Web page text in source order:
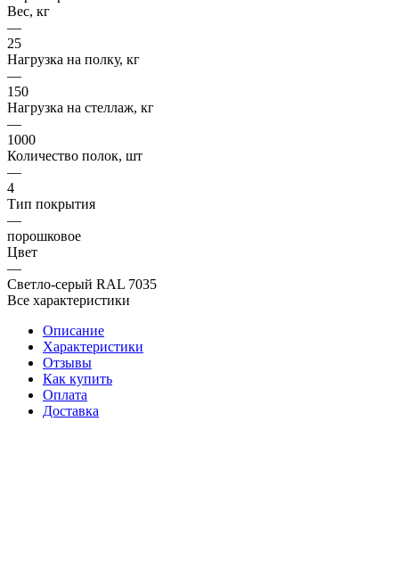
Вес, кг
—
25
Нагрузка на полку, кг
—
150
Нагрузка на стеллаж, кг
—
1000
Количество полок, шт
—
4
Тип покрытия
—
порошковое
Цвет
—
Светло-серый RAL 7035
Все характеристики
Описание
Характеристики
Отзывы
Как купить
Оплата
Доставка